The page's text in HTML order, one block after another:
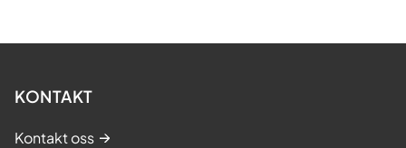
KONTAKT
Kontakt oss